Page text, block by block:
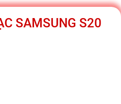
SAMSUNG S20